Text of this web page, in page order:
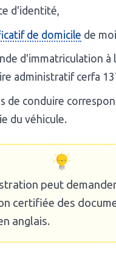
d'identité,
de domicile de
d'immatriculation à
administratif cerfa
de conduire
du véhicule.
peut
certifiée des
anglais.